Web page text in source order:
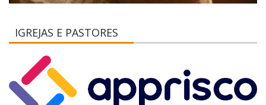
IGREJAS E PASTORES